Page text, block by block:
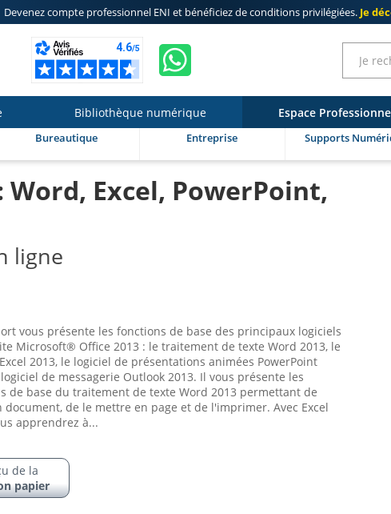
Devenez compte professionnel ENI et bénéficiez deconditions privilégiées. Je
Bibliothèque numérique Espace
Bureautique Entreprise Supports
Excel, PowerPoint,
ligne
vous présente les fonctions de base des principaux logiciels
Microsoft® Office 2013 : le traitement de texte Word 2013, le
2013, le logiciel de présentations animées PowerPoint
de messagerie Outlook 2013. Il vous présente les
de base du traitement de texte Word 2013 permettant de
document, de le mettre en page et de l'imprimer. Avec Excel
apprendrez à...
de la
papier